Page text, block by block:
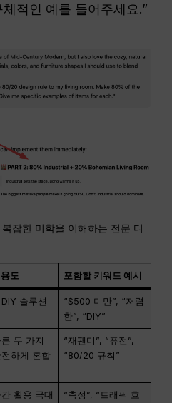
적인 예를 들어주세요.”
잡한 미학을 이해하는 전문 디
도 포함할 키워드 예시
솔루션
“$500 미만”, “저렴
한”, “DIY”
두 가지
하게 혼합
“재팬디”, “퓨전”,
“80/20 규칙”
활용 극대
“측정”, “트래픽 흐